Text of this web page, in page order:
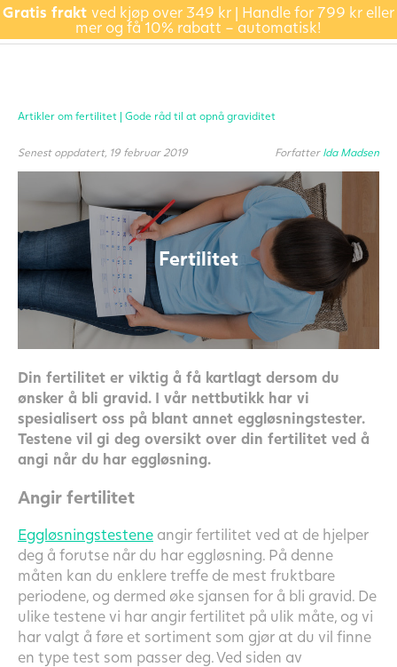
Gratis frakt ved kjøp over 349 kr | Handle for 799 kr eller
mer og få 10% rabatt – automatisk!
Artikler om fertilitet | Gode råd til at opnå graviditet
Senest oppdatert, 19 februar 2019 Forfatter Ida Madsen
Fertilitet
Din fertilitet er viktig å få kartlagt dersom du
ønsker å bli gravid. I vår nettbutikk har vi
spesialisert oss på blant annet eggløsningstester.
Testene vil gi deg oversikt over din fertilitet ved å
angi når du har eggløsning.
Angir fertilitet
Eggløsningstestene angir fertilitet ved at de hjelper
deg å forutse når du har eggløsning. På denne
måten kan du enklere treffe de mest fruktbare
periodene, og dermed øke sjansen for å bli gravid. De
ulike testene vi har angir fertilitet på ulik måte, og vi
har valgt å føre et sortiment som gjør at du vil finne
en type test som passer deg. Ved siden av